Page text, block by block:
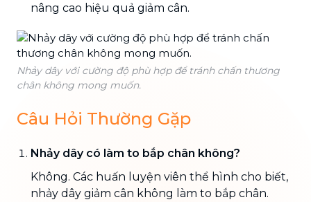
nâng cao hiệu quả giảm cân.
Nhảy dây với cường độ phù hợp để tránh chấn thương
chân không mong muốn.
Câu Hỏi Thường Gặp
Nhảy dây có làm to bắp chân không?
Không. Các huấn luyện viên thể hình cho biết,
nhảy dây giảm cân không làm to bắp chân.